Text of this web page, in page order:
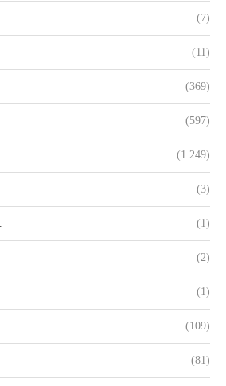
(7)
(11)
(369)
(597)
(1.249)
(3)
(1)
(2)
(1)
(109)
(81)